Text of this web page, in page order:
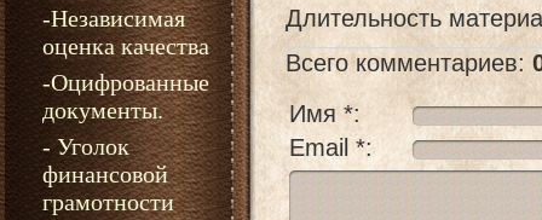
-Независимая
оценка качества
-Оцифрованные
документы.
- Уголок
финансовой
грамотности
Длительность
Всего комментариев:
Имя *:
Email *: